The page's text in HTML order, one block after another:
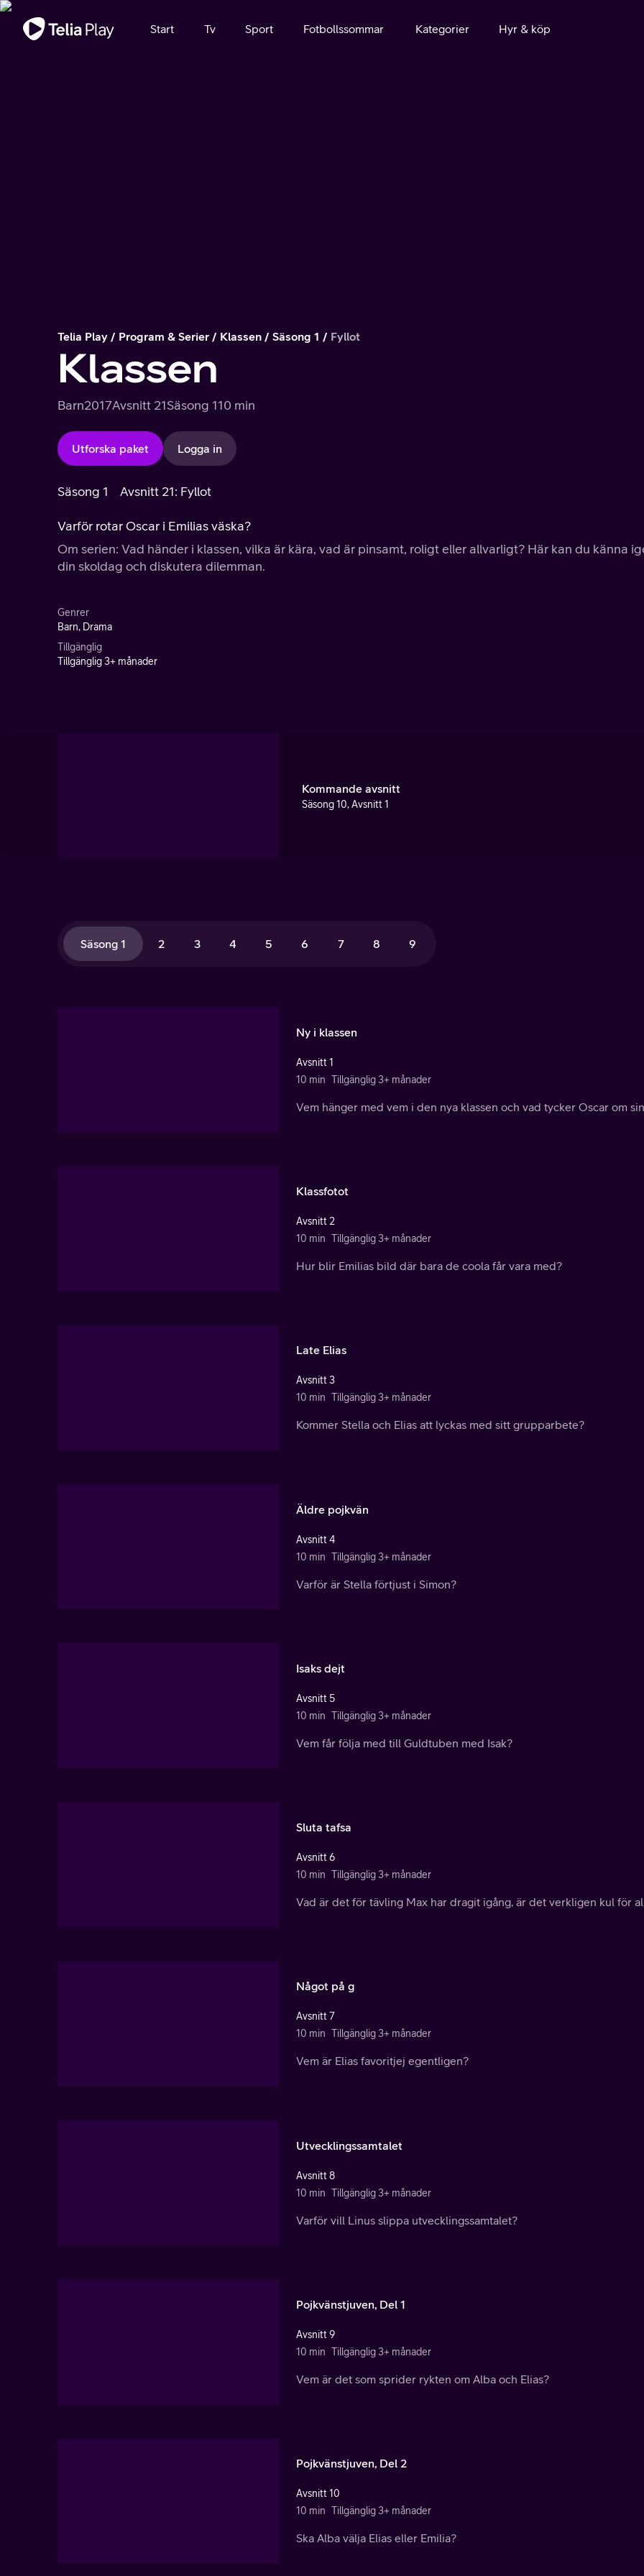
Viktigt meddelande
Start Tv Sport Fotbollssommar Kategorier Hyr & köp
Telia Play Program & Serier Klassen Säsong 1 Fyllot
Klassen
Barn2017Avsnitt 21Säsong 110 min
Utforska paket Logga in
Säsong 1 Avsnitt 21: Fyllot
Varför rotar Oscar i Emilias väska?
Om serien: Vad händer i klassen, vilka är kära, vad är pinsamt, roligt eller allvarligt? Här kan du känna
din skoldag och diskutera dilemman.
Genrer
Barn, Drama
Tillgänglig
Tillgänglig 3+ månader
Kommande avsnitt
Säsong 10, Avsnitt 1
Säsong 1 2 3 4 5 6 7 8 9
Ny i klassen
Avsnitt 1
10 min Tillgänglig 3+ månader
Vem hänger med vem i den nya klassen och vad tycker Oscar om
Klassfotot
Avsnitt 2
10 min Tillgänglig 3+ månader
Hur blir Emilias bild där bara de coola får vara med?
Late Elias
Avsnitt 3
10 min Tillgänglig 3+ månader
Kommer Stella och Elias att lyckas med sitt grupparbete?
Äldre pojkvän
Avsnitt 4
10 min Tillgänglig 3+ månader
Varför är Stella förtjust i Simon?
Isaks dejt
Avsnitt 5
10 min Tillgänglig 3+ månader
Vem får följa med till Guldtuben med Isak?
Sluta tafsa
Avsnitt 6
10 min Tillgänglig 3+ månader
Vad är det för tävling Max har dragit igång, är det verkligen kul för
Något på g
Avsnitt 7
10 min Tillgänglig 3+ månader
Vem är Elias favoritjej egentligen?
Utvecklingssamtalet
Avsnitt 8
10 min Tillgänglig 3+ månader
Varför vill Linus slippa utvecklingssamtalet?
Pojkvänstjuven, Del 1
Avsnitt 9
10 min Tillgänglig 3+ månader
Vem är det som sprider rykten om Alba och Elias?
Pojkvänstjuven, Del 2
Avsnitt 10
10 min Tillgänglig 3+ månader
Ska Alba välja Elias eller Emilia?